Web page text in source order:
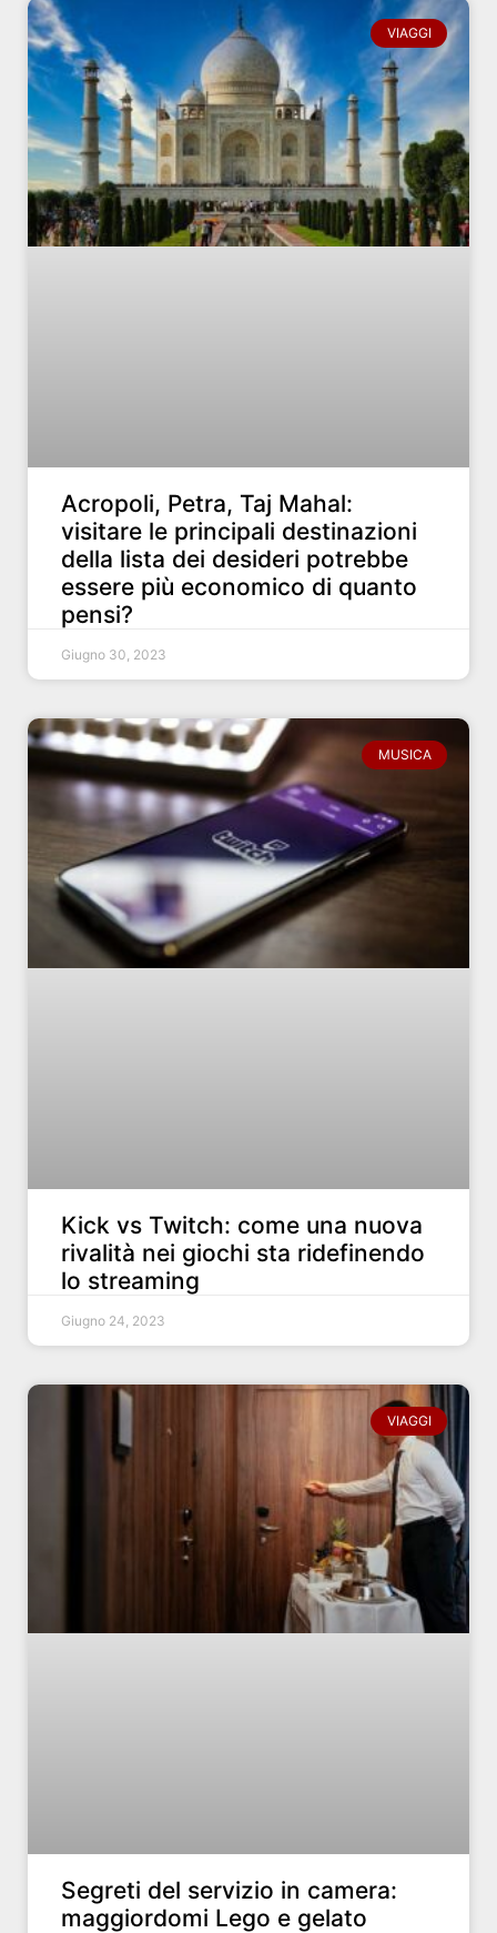
VIAGGI
Acropoli, Petra, Taj Mahal:
visitare le principali destinazioni
della lista dei desideri potrebbe
essere più economico di quanto
pensi?
Giugno 30, 2023
MUSICA
Kick vs Twitch: come una nuova
rivalità nei giochi sta ridefinendo
lo streaming
Giugno 24, 2023
VIAGGI
Segreti del servizio in camera:
maggiordomi Lego e gelato